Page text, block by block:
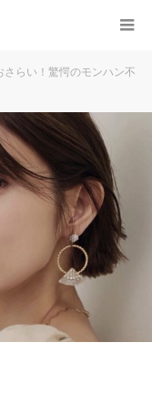
らい！驚愕のモンハン不